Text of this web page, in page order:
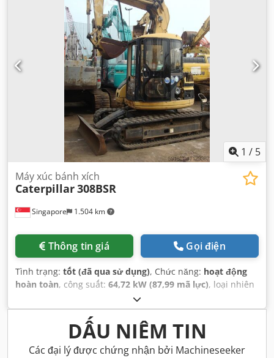
1 / 5
Singapore 1.504 km
Máy xúc bánh xích
Caterpillar308BSR
Thông tin giá Gọi điện
Tình trạng: tốt (đã qua sử dụng), Chức năng: hoạt động
hoàn toàn, công suất: 64,72 kW (87,99 mã lực), loại nhiên
, tình trạng truyền động:
phần trăm, số chỗ ngồi:1, số máy/phương tiện:3YS00993,
cabin, thuỷ lực
DẤU NIÊM TIN
Các đại lý được chứng nhận bởi Machineseeker